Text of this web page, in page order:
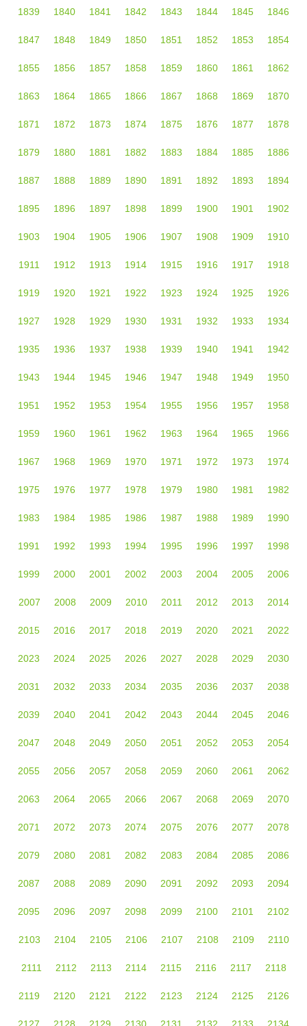
1839 1840 1841 1842 1843 1844 1845 1846
1847 1848 1849 1850 1851 1852 1853 1854
1855 1856 1857 1858 1859 1860 1861 1862
1863 1864 1865 1866 1867 1868 1869 1870
1871 1872 1873 1874 1875 1876 1877 1878
1879 1880 1881 1882 1883 1884 1885 1886
1887 1888 1889 1890 1891 1892 1893 1894
1895 1896 1897 1898 1899 1900 1901 1902
1903 1904 1905 1906 1907 1908 1909 1910
1911 1912 1913 1914 1915 1916 1917 1918
1919 1920 1921 1922 1923 1924 1925 1926
1927 1928 1929 1930 1931 1932 1933 1934
1935 1936 1937 1938 1939 1940 1941 1942
1943 1944 1945 1946 1947 1948 1949 1950
1951 1952 1953 1954 1955 1956 1957 1958
1959 1960 1961 1962 1963 1964 1965 1966
1967 1968 1969 1970 1971 1972 1973 1974
1975 1976 1977 1978 1979 1980 1981 1982
1983 1984 1985 1986 1987 1988 1989 1990
1991 1992 1993 1994 1995 1996 1997 1998
1999 2000 2001 2002 2003 2004 2005 2006
2007 2008 2009 2010 2011 2012 2013 2014
2015 2016 2017 2018 2019 2020 2021 2022
2023 2024 2025 2026 2027 2028 2029 2030
2031 2032 2033 2034 2035 2036 2037 2038
2039 2040 2041 2042 2043 2044 2045 2046
2047 2048 2049 2050 2051 2052 2053 2054
2055 2056 2057 2058 2059 2060 2061 2062
2063 2064 2065 2066 2067 2068 2069 2070
2071 2072 2073 2074 2075 2076 2077 2078
2079 2080 2081 2082 2083 2084 2085 2086
2087 2088 2089 2090 2091 2092 2093 2094
2095 2096 2097 2098 2099 2100 2101 2102
2103 2104 2105 2106 2107 2108 2109 2110
2111 2112 2113 2114 2115 2116 2117 2118
2119 2120 2121 2122 2123 2124 2125 2126